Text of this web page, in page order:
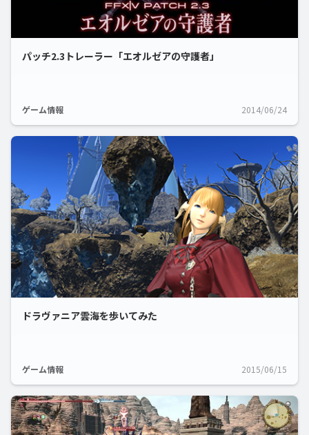
パッチ2.3トレーラー「エオルゼアの守護者」
ゲーム情報 2014/06/24
ドラヴァニア雲海を歩いてみた
ゲーム情報 2015/06/15